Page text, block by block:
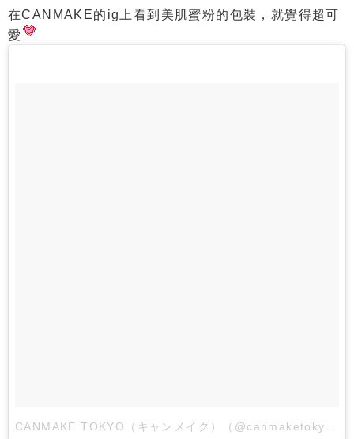
在CANMAKE的ig上看到美肌蜜粉的包裝，就覺得超可
愛